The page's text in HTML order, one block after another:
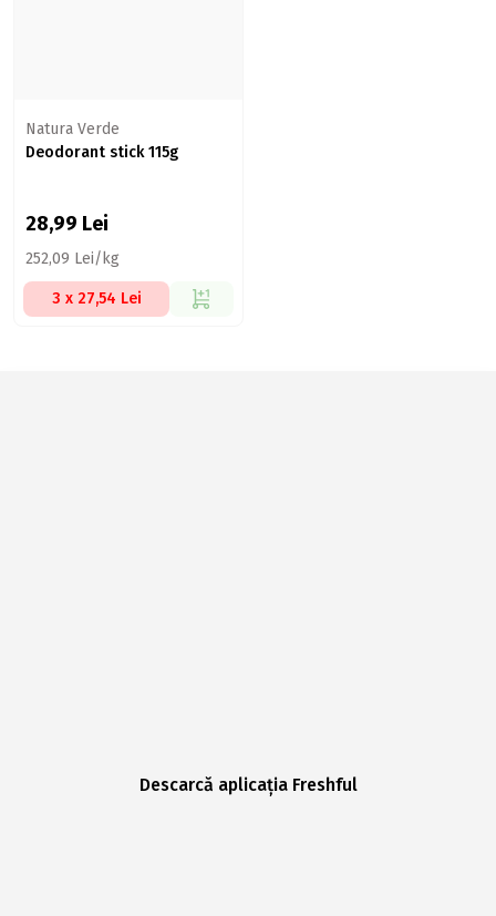
Natura Verde
Deodorant stick 115g
28,99 Lei
252,09 Lei/kg
3 x 27,54 Lei
Descarcă aplicația Freshful